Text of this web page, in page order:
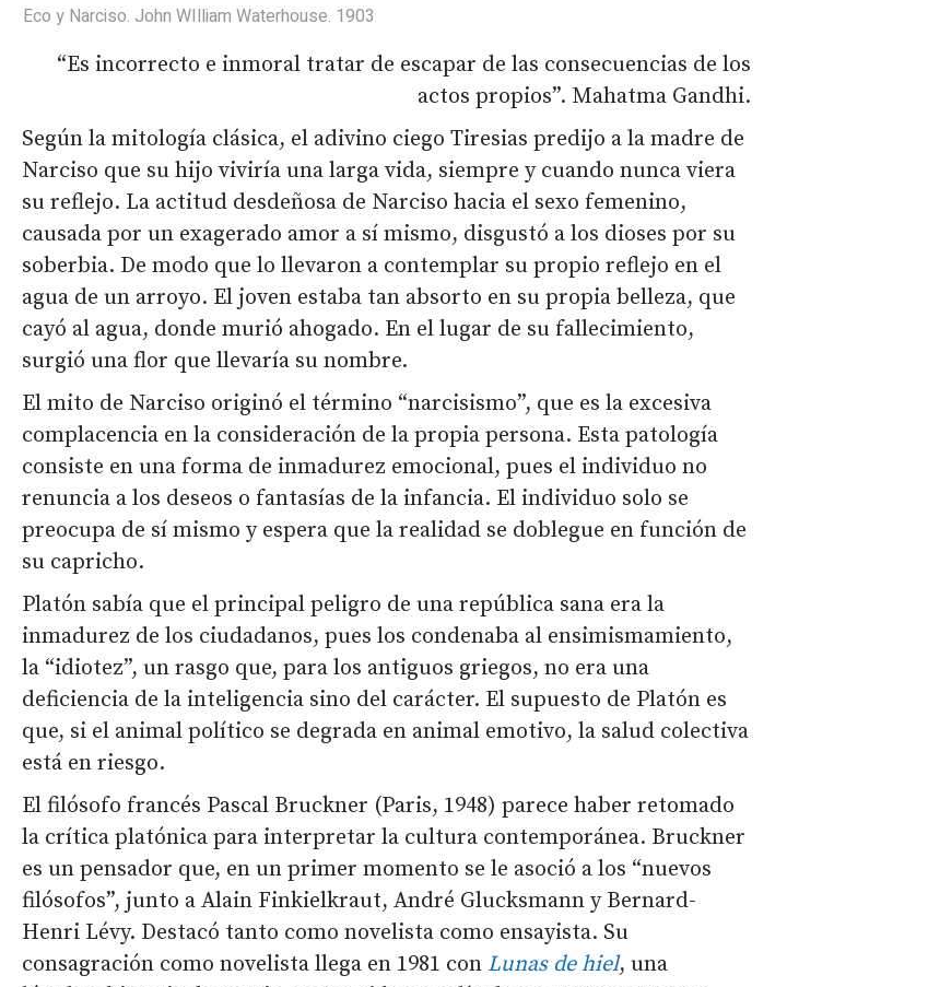
Eco y Narciso. John WIlliam Waterhouse. 1903
“Es incorrecto e inmoral tratar de escapar de las consecuencias de los
actos propios”. Mahatma Gandhi.
Según la mitología clásica, el adivino ciego Tiresias predijo a la madre de
Narciso que su hijo viviría una larga vida, siempre y cuando nunca viera
su reflejo. La actitud desdeñosa de Narciso hacia el sexo femenino,
causada por un exagerado amor a sí mismo, disgustó a los dioses por su
soberbia. De modo que lo llevaron a contemplar su propio reflejo en el
agua de un arroyo. El joven estaba tan absorto en su propia belleza, que
cayó al agua, donde murió ahogado. En el lugar de su fallecimiento,
surgió una flor que llevaría su nombre.
El mito de Narciso originó el término “narcisismo”, que es la excesiva
complacencia en la consideración de la propia persona. Esta patología
consiste en una forma de inmadurez emocional, pues el individuo no
renuncia a los deseos o fantasías de la infancia. El individuo solo se
preocupa de sí mismo y espera que la realidad se doblegue en función de
su capricho.
Platón sabía que el principal peligro de una república sana era la
inmadurez de los ciudadanos, pues los condenaba al ensimismamiento,
la “idiotez”, un rasgo que, para los antiguos griegos, no era una
deficiencia de la inteligencia sino del carácter. El supuesto de Platón es
que, si el animal político se degrada en animal emotivo, la salud colectiva
está en riesgo.
El filósofo francés Pascal Bruckner (Paris, 1948) parece haber retomado
la crítica platónica para interpretar la cultura contemporánea. Bruckner
es un pensador que, en un primer momento se le asoció a los “nuevos
filósofos”, junto a Alain Finkielkraut, André Glucksmann y Bernard-
Henri Lévy. Destacó tanto como novelista como ensayista. Su
consagración como novelista llega en 1981 con Lunas de hiel, una